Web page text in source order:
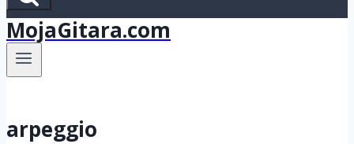
MojaGitara.com
arpeggio